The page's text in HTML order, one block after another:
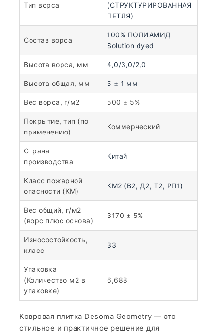
Тип ворса
(СТРУКТУРИРОВАННАЯ
ПЕТЛЯ)
Состав ворса
100% ПОЛИАМИД
Solution dyed
Высота ворса, мм 4,0/3,0/2,0
Высота общая, мм 5 ± 1 мм
Вес ворса, г/м2 500 ± 5%
Покрытие, тип (по
применению)
Коммерческий
Страна
производства
Китай
Класс пожарной
опасности (КМ)
КМ2 (В2, Д2, Т2, РП1)
Вес общий, г/м2
(ворс плюс основа)
3170 ± 5%
Износостойкость,
класс
33
Упаковка
(Количество м2 в
упаковке)
6,688
Ковровая плитка Desoma Geometry — это
стильное и практичное решение для